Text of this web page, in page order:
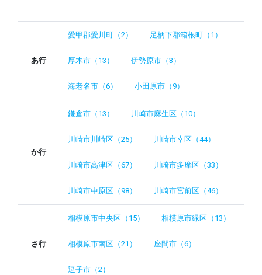
あ行
愛甲郡愛川町（2） 足柄下郡箱根町（1）
厚木市（13） 伊勢原市（3）
海老名市（6） 小田原市（9）
か行
鎌倉市（13） 川崎市麻生区（10）
川崎市川崎区（25） 川崎市幸区（44）
川崎市高津区（67） 川崎市多摩区（33）
川崎市中原区（98） 川崎市宮前区（46）
さ行
相模原市中央区（15） 相模原市緑区（13）
相模原市南区（21） 座間市（6）
逗子市（2）